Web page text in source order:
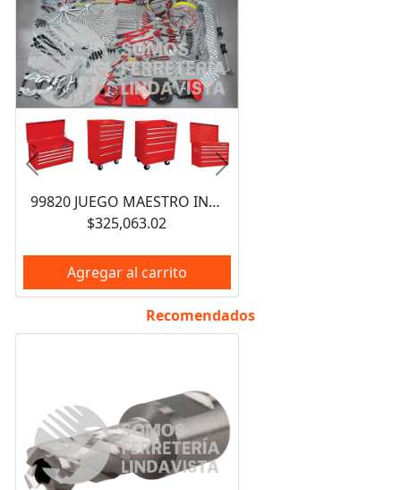
99820 JUEGO MAESTRO INDUSTRIAL COMBINADO 940 PIEZAS, CON GABINETES EX27M5, EX27M6, EX27S6 URREA
$325,063.02
Agregar al carrito
Anterior Siguiente
Recomendados